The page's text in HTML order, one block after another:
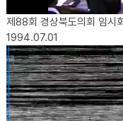
제88회 경상북도의회 임시
1994.07.01